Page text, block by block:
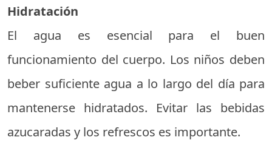
Hidratación
El agua es esencial para el buen
funcionamiento del cuerpo. Los niños deben
beber suficiente agua a lo largo del día para
mantenerse hidratados. Evitar las bebidas
azucaradas y los refrescos es importante.